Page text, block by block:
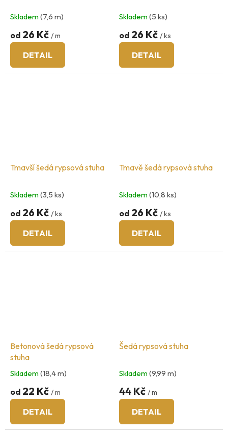
Skladem(7,6 m)
od 26 Kč / m
DETAIL
Skladem(5 ks)
od 26 Kč / ks
DETAIL
Tmavší šedá rypsová stuha
Skladem(3,5 ks)
od 26 Kč / ks
DETAIL
Tmavě šedá rypsová stuha
Skladem(10,8 ks)
od 26 Kč / ks
DETAIL
Betonová šedá rypsová
stuha
Skladem(18,4 m)
od 22 Kč / m
DETAIL
Šedá rypsová stuha
Skladem(9,99 m)
44 Kč / m
DETAIL